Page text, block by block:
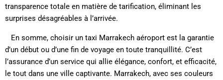
transparence totale en matière de tarification, éliminant les
surprises désagréables à l’arrivée.
En somme, choisir un taxi Marrakech aéroport est la garantie
d’un début ou d’une fin de voyage en toute tranquillité. C’est
l’assurance d’un service qui allie élégance, confort, et efficacité,
le tout dans une ville captivante. Marrakech, avec ses couleurs